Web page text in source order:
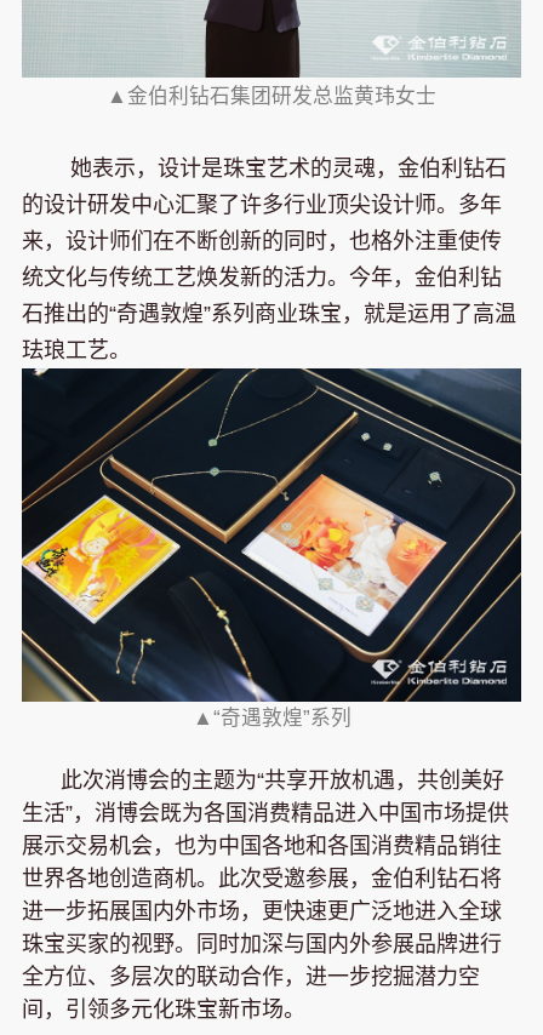
▲金伯利钻石集团研发总监黄玮女士
她表示，设计是珠宝艺术的灵魂，金伯利钻石
的设计研发中心汇聚了许多行业顶尖设计师。多年
来，设计师们在不断创新的同时，也格外注重使传
统文化与传统工艺焕发新的活力。今年，金伯利钻
石推出的“奇遇敦煌”系列商业珠宝，就是运用了高温
珐琅工艺。
▲“奇遇敦煌”系列
此次消博会的主题为“共享开放机遇，共创美好
生活”，消博会既为各国消费精品进入中国市场提供
展示交易机会，也为中国各地和各国消费精品销往
世界各地创造商机。此次受邀参展，金伯利钻石将
进一步拓展国内外市场，更快速更广泛地进入全球
珠宝买家的视野。同时加深与国内外参展品牌进行
全方位、多层次的联动合作，进一步挖掘潜力空
间，引领多元化珠宝新市场。